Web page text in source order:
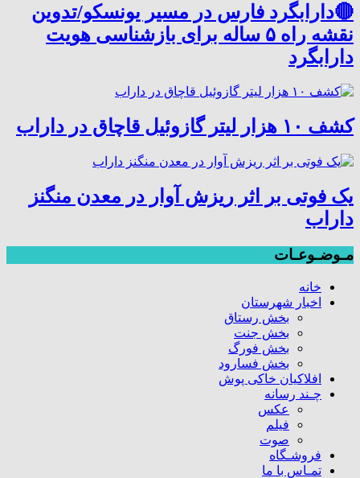
🔴دارابگرد فارس در مسیر یونسکو/تدوین
نقشه راه ۵ ساله برای بازشناسی هویت
دارابگرد
کشف ۱۰ هزار لیتر گازوئیل قاچاق در داراب
یک فوتی بر اثر ریزش آوار در معدن منگنز
داراب
مـوضـوعـات
خانه
اخبار شهرستان
بخش رستاق
بخش جنت
بخش فورگ
بخش فسارود
افلاکیان خاکی پوش
چـند رسانه
عکس
فیلم
صوت
فروشـگاه
تمـاس با ما